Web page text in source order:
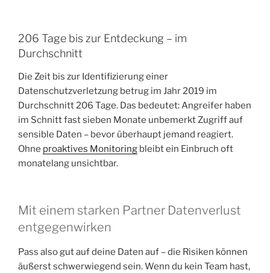
206 Tage bis zur Entdeckung – im
Durchschnitt
Die Zeit bis zur Identifizierung einer
Datenschutzverletzung betrug im Jahr 2019 im
Durchschnitt 206 Tage. Das bedeutet: Angreifer haben
im Schnitt fast sieben Monate unbemerkt Zugriff auf
sensible Daten – bevor überhaupt jemand reagiert.
Ohne proaktives Monitoring bleibt ein Einbruch oft
monatelang unsichtbar.
Mit einem starken Partner Datenverlust
entgegenwirken
Pass also gut auf deine Daten auf – die Risiken können
äußerst schwerwiegend sein. Wenn du kein Team hast,